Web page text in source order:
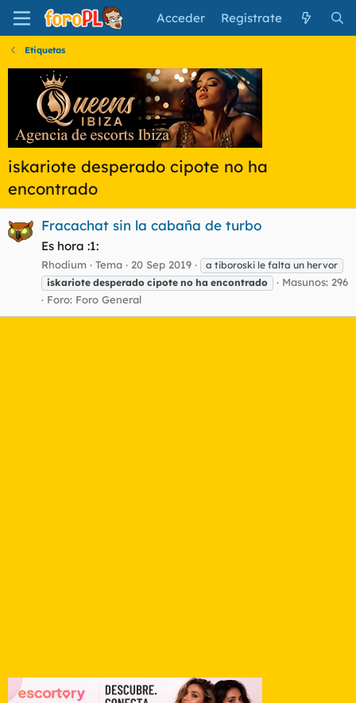
Acceder Regístrate
Etiquetas
iskariote desperado cipote no ha
encontrado
Fracachat sin la cabaña de turbo
Es hora :1:
Rhodium Tema 20 Sep 2019
a tiboroski le falta un hervor
iskariote desperado cipote no ha encontrado
Masunos: 296
Foro: Foro General